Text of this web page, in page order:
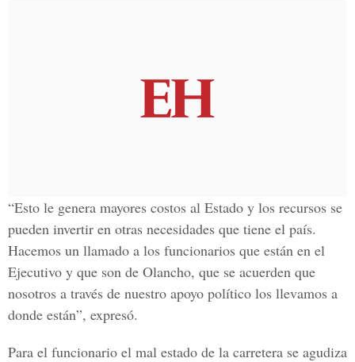
“Esto le genera mayores costos al Estado y los recursos se
pueden invertir en otras necesidades que tiene el país.
Hacemos un llamado a los funcionarios que están en el
Ejecutivo y que son de Olancho, que se acuerden que
nosotros a través de nuestro apoyo político los llevamos a
donde están”, expresó.
Para el funcionario el mal estado de la carretera se agudiza